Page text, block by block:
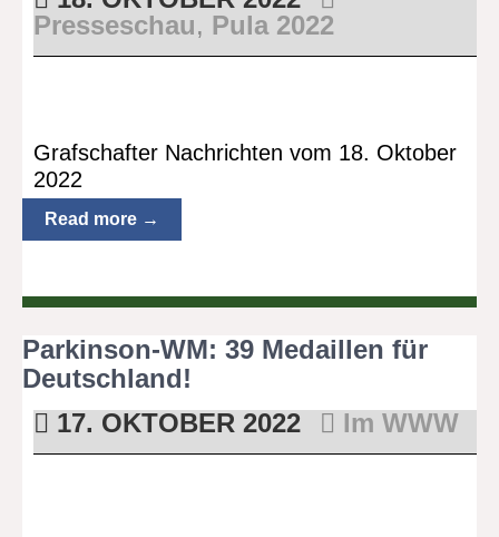
Presseschau, Pula 2022
Grafschafter Nachrichten vom 18. Oktober
2022
Read more →
Parkinson-WM: 39 Medaillen für
Deutschland!
17. OKTOBER 2022
Im WWW